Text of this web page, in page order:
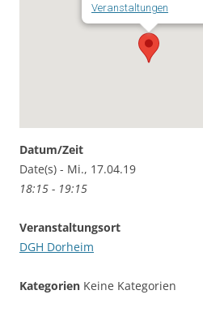
Veranstaltungen
Datum/Zeit
Date(s) - Mi., 17.04.19
18:15 - 19:15
Veranstaltungsort
DGH Dorheim
Kategorien Keine Kategorien